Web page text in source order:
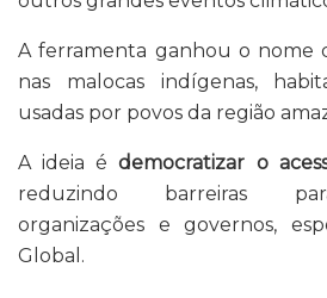
A ferramenta ganhou o nome
nas malocas indígenas,
usadas por povos da região
A ideia édemocratizar o
reduzindo barreiras
organizações e governos,
Global.